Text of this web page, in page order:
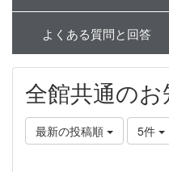
よくある質問と回答
全館共通の
最新の投稿順 5件